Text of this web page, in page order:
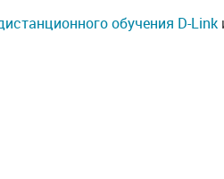
обучения D-Link